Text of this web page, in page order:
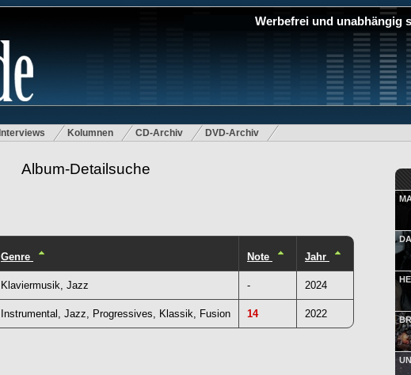
Werbefrei und unabhängig
Interviews Kolumnen CD-Archiv DVD-Archiv
Album-Detailsuche
Genre Note Jahr
Klaviermusik, Jazz - 2024
Instrumental, Jazz, Progressives, Klassik, Fusion 14 2022